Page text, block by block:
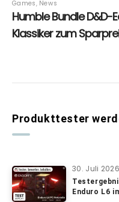
Produkttester
30. Juli 2026
Enduro L6